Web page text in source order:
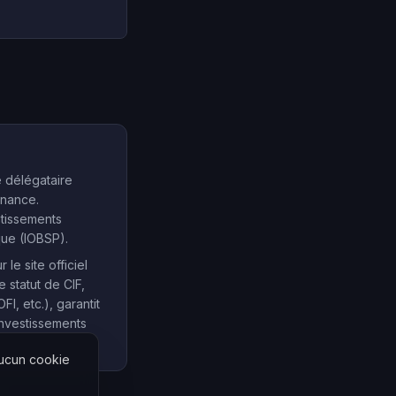
délégataire
(IOBSP).
le site officiel
de CIF,
etc.), garantit
cookie